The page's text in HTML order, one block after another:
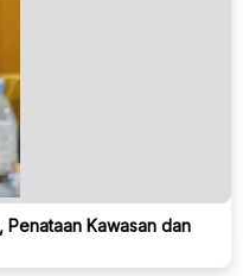
Kawasan dan